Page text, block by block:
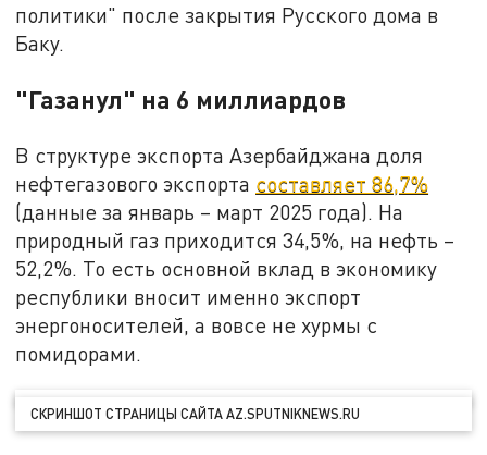
политики" после закрытия Русского дома в
Баку.
"Газанул" на 6 миллиардов
В структуре экспорта Азербайджана доля
нефтегазового экспорта составляет 86,7%
(данные за январь – март 2025 года). На
природный газ приходится 34,5%, на нефть –
52,2%. То есть основной вклад в экономику
республики вносит именно экспорт
энергоносителей, а вовсе не хурмы с
помидорами.
СКРИНШОТ СТРАНИЦЫ САЙТА AZ.SPUTNIKNEWS.RU